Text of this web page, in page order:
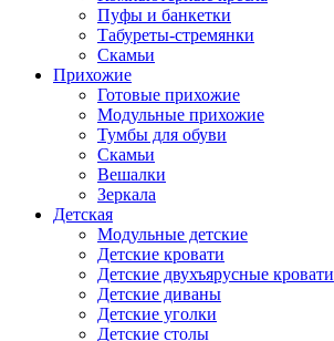
Пуфы и банкетки
Табуреты-стремянки
Скамьи
Прихожие
Готовые прихожие
Модульные прихожие
Тумбы для обуви
Скамьи
Вешалки
Зеркала
Детская
Модульные детские
Детские кровати
Детские двухъярусные кровати
Детские диваны
Детские уголки
Детские столы